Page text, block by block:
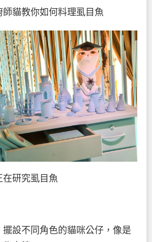
師貓教你如何料理虱目魚
在研究虱目魚
擺設不同角色的貓咪公仔，像是